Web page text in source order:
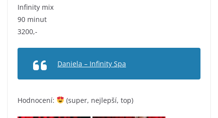
Infinity mix
90 minut
3200,-
Daniela – Infinity Spa
Hodnocení: (super, nejlepší, top)